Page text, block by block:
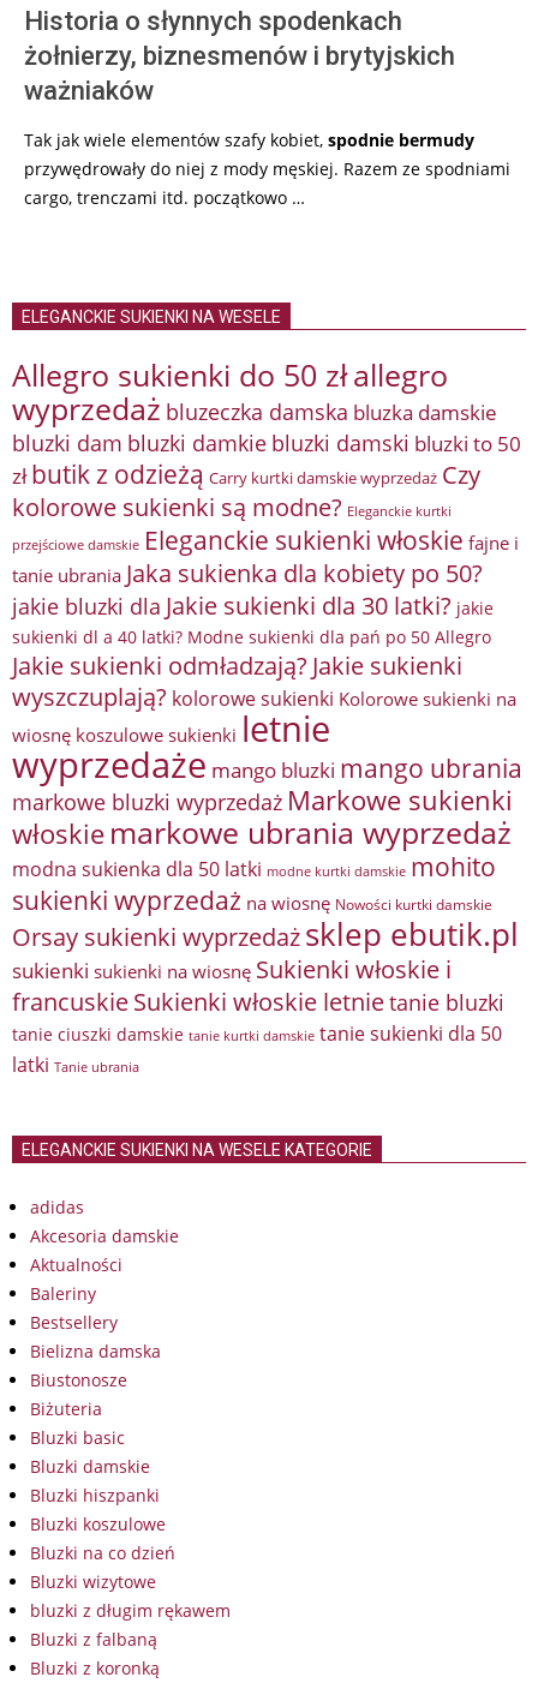
Historia o słynnych spodenkach
żołnierzy, biznesmenów i brytyjskich
ważniaków
Tak jak wiele elementów szafy kobiet, spodnie bermudy
przywędrowały do niej z mody męskiej. Razem ze spodniami
cargo, trenczami itd. początkowo …
ELEGANCKIE SUKIENKI NA WESELE
Allegro sukienki do 50 złallegro
wyprzedaż bluzeczka damska bluzka damskie
bluzki dam bluzki damkie bluzki damski bluzki to 50
zł butik z odzieżą Carry kurtki damskie wyprzedaż Czy
kolorowe sukienki są modne? Eleganckie kurtki
przejściowe damskie Eleganckie sukienki włoskie fajne i
tanie ubrania Jaka sukienka dla kobiety po 50?
jakie bluzki dla Jakie sukienki dla 30 latki? jakie
sukienki dl a 40 latki? Modne sukienki dla pań po 50 Allegro
Jakie sukienki odmładzają? Jakie sukienki
wyszczuplają? kolorowe sukienki Kolorowe sukienki na
wiosnę koszulowe sukienki letnie
wyprzedaże mango bluzki mango ubrania
markowe bluzki wyprzedaż Markowe sukienki
włoskie markowe ubrania wyprzedaż
modna sukienka dla 50 latki modne kurtki damskie mohito
sukienki wyprzedaż na wiosnę Nowości kurtki damskie
Orsay sukienki wyprzedażsklep ebutik.pl
sukienki sukienki na wiosnę Sukienki włoskie i
francuskieSukienki włoskie letnietanie bluzki
tanie ciuszki damskie tanie kurtki damskie tanie sukienki dla 50
latki Tanie ubrania
ELEGANCKIE SUKIENKI NA WESELE KATEGORIE
adidas
Akcesoria damskie
Aktualności
Baleriny
Bestsellery
Bielizna damska
Biustonosze
Biżuteria
Bluzki basic
Bluzki damskie
Bluzki hiszpanki
Bluzki koszulowe
Bluzki na co dzień
Bluzki wizytowe
bluzki z długim rękawem
Bluzki z falbaną
Bluzki z koronką